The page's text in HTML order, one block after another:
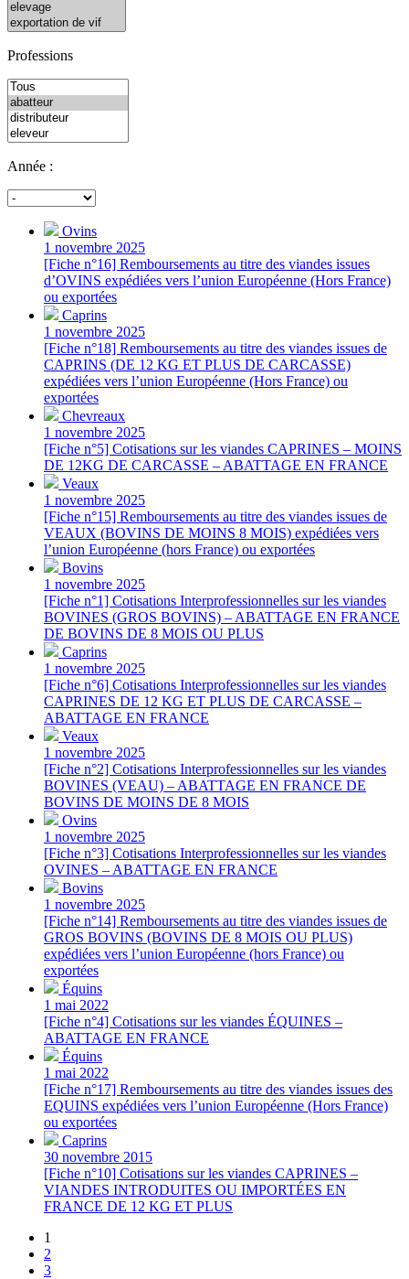
Professions
Année :
Ovins
1 novembre 2025
[Fiche n°16] Remboursements au titre des viandes issues
d’OVINS expédiées vers l’union Européenne (Hors France)
ou exportées
Caprins
1 novembre 2025
[Fiche n°18] Remboursements au titre des viandes issues de
CAPRINS (DE 12 KG ET PLUS DE CARCASSE)
expédiées vers l’union Européenne (Hors France) ou
exportées
Chevreaux
1 novembre 2025
[Fiche n°5] Cotisations sur les viandes CAPRINES – MOINS
DE 12KG DE CARCASSE – ABATTAGE EN FRANCE
Veaux
1 novembre 2025
[Fiche n°15] Remboursements au titre des viandes issues de
VEAUX (BOVINS DE MOINS 8 MOIS) expédiées vers
l’union Européenne (hors France) ou exportées
Bovins
1 novembre 2025
[Fiche n°1] Cotisations Interprofessionnelles sur les viandes
BOVINES (GROS BOVINS) – ABATTAGE EN FRANCE
DE BOVINS DE 8 MOIS OU PLUS
Caprins
1 novembre 2025
[Fiche n°6] Cotisations Interprofessionnelles sur les viandes
CAPRINES DE 12 KG ET PLUS DE CARCASSE –
ABATTAGE EN FRANCE
Veaux
1 novembre 2025
[Fiche n°2] Cotisations Interprofessionnelles sur les viandes
BOVINES (VEAU) – ABATTAGE EN FRANCE DE
BOVINS DE MOINS DE 8 MOIS
Ovins
1 novembre 2025
[Fiche n°3] Cotisations Interprofessionnelles sur les viandes
OVINES – ABATTAGE EN FRANCE
Bovins
1 novembre 2025
[Fiche n°14] Remboursements au titre des viandes issues de
GROS BOVINS (BOVINS DE 8 MOIS OU PLUS)
expédiées vers l’union Européenne (hors France) ou
exportées
Équins
1 mai 2022
[Fiche n°4] Cotisations sur les viandes ÉQUINES –
ABATTAGE EN FRANCE
Équins
1 mai 2022
[Fiche n°17] Remboursements au titre des viandes issues des
EQUINS expédiées vers l’union Européenne (Hors France)
ou exportées
Caprins
30 novembre 2015
[Fiche n°10] Cotisations sur les viandes CAPRINES –
VIANDES INTRODUITES OU IMPORTÉES EN
FRANCE DE 12 KG ET PLUS
1
2
3